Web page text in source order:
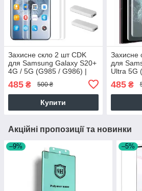
Захисне скло 2 шт CDK
для Samsung Galaxy S20+
4G / 5G (G985 / G986) |
UV Curved (010063) (clear)
485 ₴ 500 ₴
Купити
Захисне
для
Ultra 5G
485₴
Акційні пропозиції та новинки
–9% –5%